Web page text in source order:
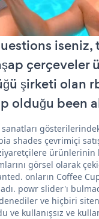
iseniz,
çerçeveler
şirketi olan
olduğu been
shades çevrimiçi
ürünlerinin
görsel olarak
onların Coffee
powr slider'ı
ve hiçbiri
ve kullanışsız ve